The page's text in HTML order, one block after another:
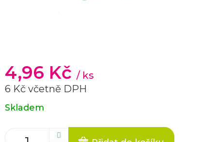
4,96 Kč / ks
6 Kč včetně DPH
Měrná
cena:
Skladem